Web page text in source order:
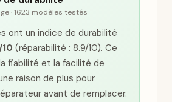
· 1623 modèles testés
ont un indice de durabilité
(réparabilité : 8.9/10). Ce
fiabilité et la facilité de
raison de plus pour
avant de remplacer.